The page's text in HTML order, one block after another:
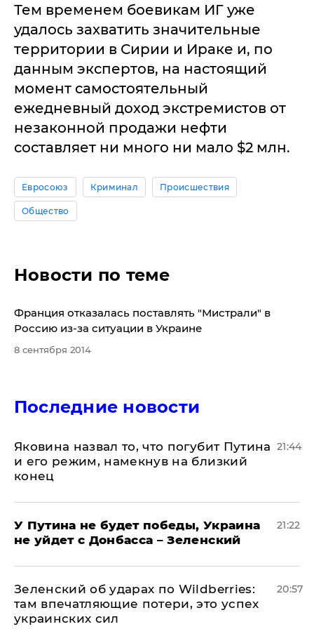
Тем временем боевикам ИГ уже
удалось захватить значительные
территории в Сирии и Ираке и, по
данным экспертов, на настоящий
момент самостоятельный
ежедневный доход экстремистов от
незаконной продажи нефти
составляет ни много ни мало $2 млн.
Евросоюз Криминал Происшествия
Общество
Новости по теме
Франция отказалась поставлять "Мистрали" в
Россию из-за ситуации в Украине
8 сентября 2014
Последние новости
Яковина назвал то, что погубит Путина
и его режим, намекнув на близкий
конец
21:44
У Путина не будет победы, Украина
не уйдет с Донбасса – Зеленский
21:22
Зеленский об ударах по Wildberries:
там впечатляющие потери, это успех
украинских сил
20:57